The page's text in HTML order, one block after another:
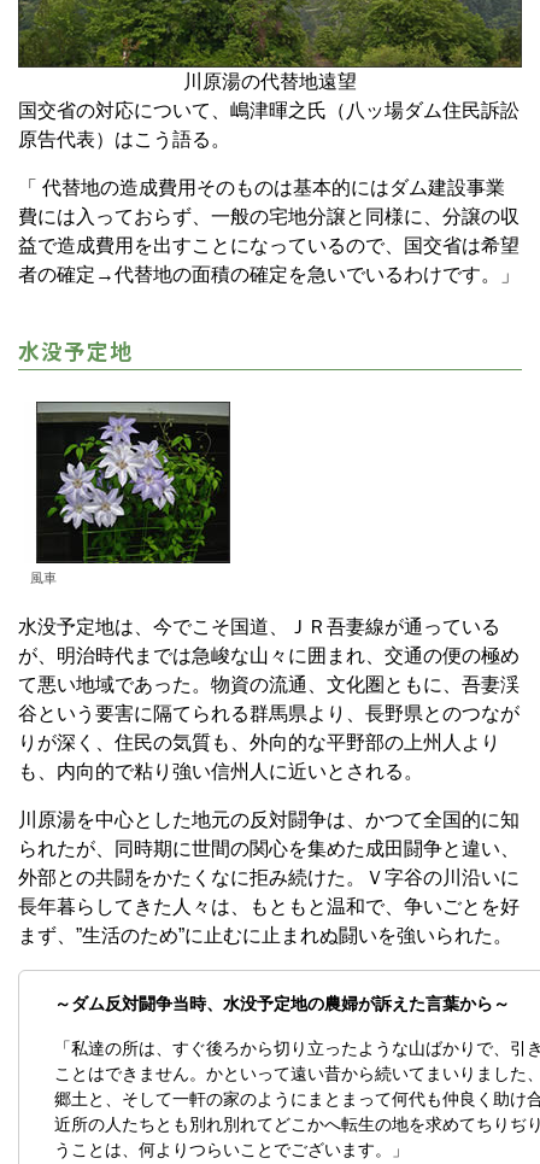
川原湯の代替地遠望
国交省の対応について、嶋津暉之氏（八ッ場ダム住民訴訟
原告代表）はこう語る。
「 代替地の造成費用そのものは基本的にはダム建設事業
費には入っておらず、一般の宅地分譲と同様に、分譲の収
益で造成費用を出すことになっているので、国交省は希望
者の確定→代替地の面積の確定を急いでいるわけです。」
水没予定地
風車
水没予定地は、今でこそ国道、ＪＲ吾妻線が通っている
が、明治時代までは急峻な山々に囲まれ、交通の便の極め
て悪い地域であった。物資の流通、文化圏ともに、吾妻渓
谷という要害に隔てられる群馬県より、長野県とのつなが
りが深く、住民の気質も、外向的な平野部の上州人より
も、内向的で粘り強い信州人に近いとされる。
川原湯を中心とした地元の反対闘争は、かつて全国的に知
られたが、同時期に世間の関心を集めた成田闘争と違い、
外部との共闘をかたくなに拒み続けた。Ｖ字谷の川沿いに
長年暮らしてきた人々は、もともと温和で、争いごとを好
まず、”生活のため”に止むに止まれぬ闘いを強いられた。
～ダム反対闘争当時、水没予定地の農婦が訴えた言葉から～
「私達の所は、すぐ後ろから切り立ったような山ばかりで、引
ことはできません。かといって遠い昔から続いてまいりました
郷土と、そして一軒の家のようにまとまって何代も仲良く助け
近所の人たちとも別れ別れてどこかへ転生の地を求めてちりぢ
うことは、何よりつらいことでございます。」